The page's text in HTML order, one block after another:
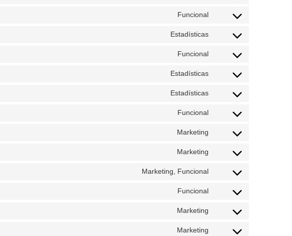
Funcional
Estadísticas
Funcional
Estadísticas
Estadísticas
Funcional
Marketing
Marketing
Marketing, Funcional
Funcional
Marketing
Marketing